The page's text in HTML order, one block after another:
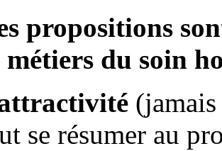
propositions
métiers du soin
se résumer au